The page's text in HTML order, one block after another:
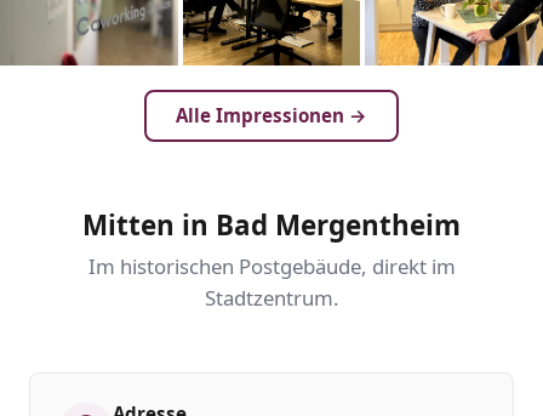
Alle Impressionen →
Mitten in Bad Mergentheim
Im historischen Postgebäude, direkt im
Stadtzentrum.